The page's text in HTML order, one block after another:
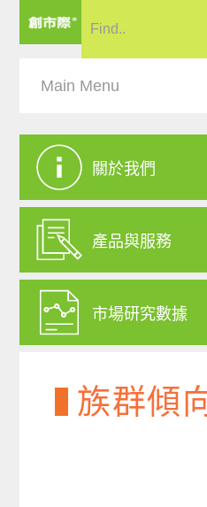
關於我們
產品與服務
市場研究數據
族群傾